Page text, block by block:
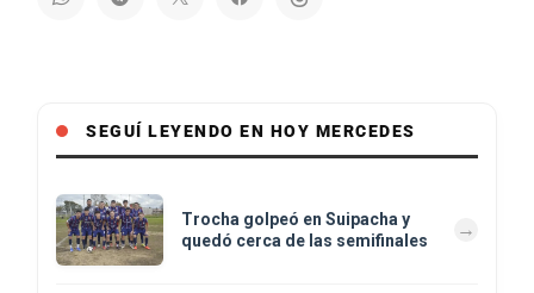
SEGUÍ LEYENDO EN HOY MERCEDES
Trocha golpeó en Suipacha y
quedó cerca de las semifinales